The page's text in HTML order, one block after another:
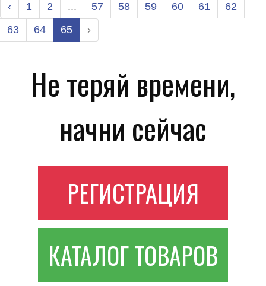
‹ 1 2 ... 57 58 59 60 61
62
63
64 65 ›
Не теряй времени,
начни сейчас
РЕГИСТРАЦИЯ
КАТАЛОГ ТОВАРОВ